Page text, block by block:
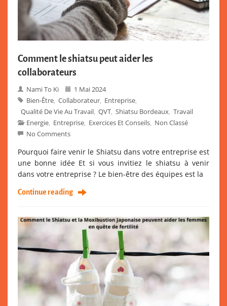
Comment le shiatsu peut aider les
collaborateurs
Nami To Ki
1 Mai 2024
Bien-Être Collaborateur Entreprise
Qualité De Vie Au Travail QVT Shiatsu Bordeaux Travail
Energie Entreprise Exercices Et Conseils Non Classé
No Comments
Pourquoi faire venir le Shiatsu dans votre entreprise est
une bonne idée Et si vous invitiez le shiatsu à venir
dans votre entreprise ? Le bien-être des équipes est la
Continue reading